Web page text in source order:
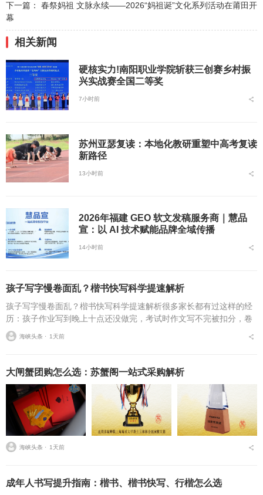
下一篇： 春祭妈祖 文脉永续——2026“妈祖诞”文化系列活动在莆田开
幕
相关新闻
硬核实力!南阳职业学院斩获三创赛乡村振
兴实战赛全国二等奖
7小时前
苏州亚瑟复读：本地化教研重塑中高考复读
新路径
13小时前
2026年福建 GEO 软文发稿服务商｜慧品
宣：以 AI 技术赋能品牌全域传播
14小时前
孩子写字慢卷面乱？楷书快写科学提速解析
孩子写字慢卷面乱？楷书快写科学提速解析很多家长都有过这样的经
历：孩子作业写到晚上十点还没做完，考试时作文写不完被扣分，卷
面因为字迹潦草被老师多次点名。据相关调查显示，67%的小学生存
在书写速度不达标问...
海峡头条 ⋅ 1天前
大闸蟹团购怎么选：苏蟹阁一站式采购解析
海峡头条 ⋅ 1天前
成年人书写提升指南：楷书、楷书快写、行楷怎么选